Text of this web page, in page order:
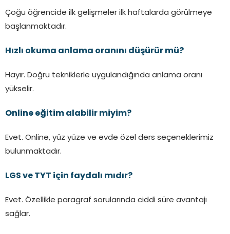
Çoğu öğrencide ilk gelişmeler ilk haftalarda görülmeye
başlanmaktadır.
Hızlı okuma anlama oranını düşürür mü?
Hayır. Doğru tekniklerle uygulandığında anlama oranı
yükselir.
Online eğitim alabilir miyim?
Evet. Online, yüz yüze ve evde özel ders seçeneklerimiz
bulunmaktadır.
LGS ve TYT için faydalı mıdır?
Evet. Özellikle paragraf sorularında ciddi süre avantajı
sağlar.